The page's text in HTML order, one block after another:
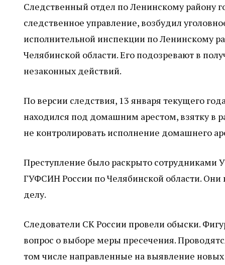
Следственный отдел по Ленинскому району
следственное управление, возбудил
исполнительной инспекции по Ленинскому
Челябинской области. Его подозревают в
незаконных действий.
По версии следствия, 13 января текущего
находился под домашним арестом, взятку в
не контролировать исполнение домашнего
Преступление было раскрыто сотрудниками
ГУФСИН России по Челябинской области.
делу.
Следователи СК России провели обыски.
вопрос о выборе меры пресечения.
том числе направленные на выявление